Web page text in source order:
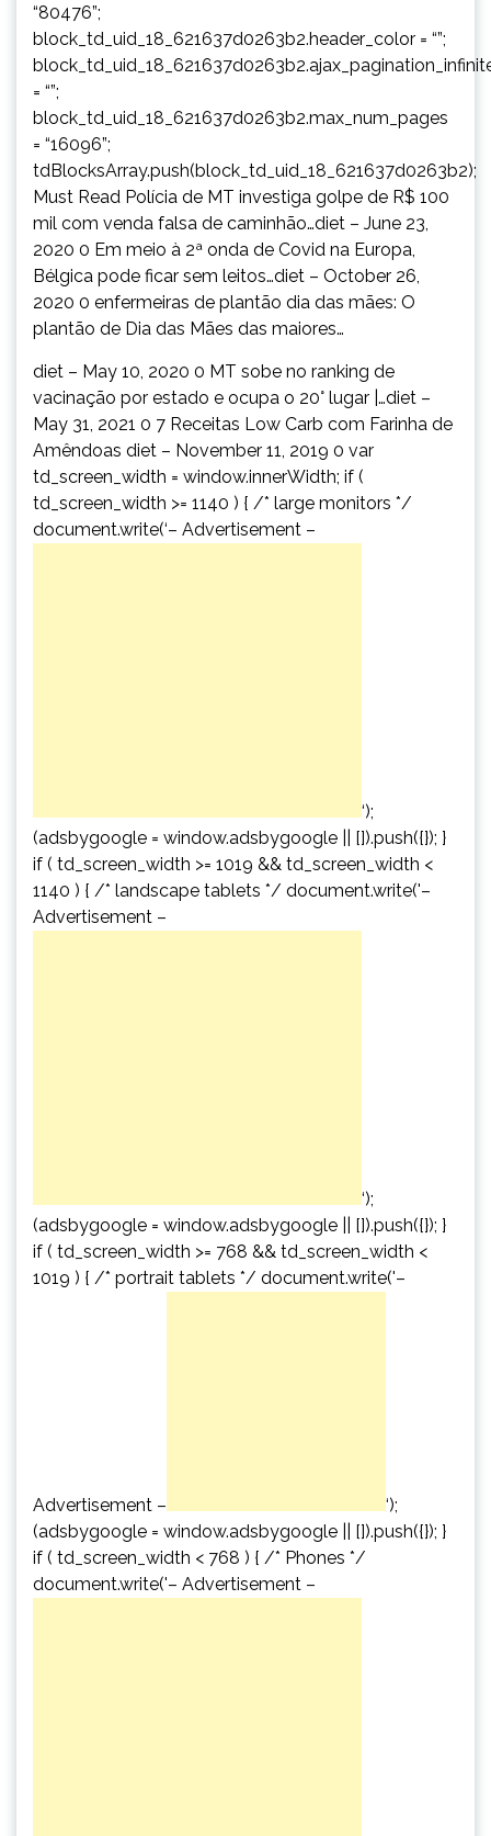
“80476”;
block_td_uid_18_621637d0263b2.header_color = “”;
= “”;
block_td_uid_18_621637d0263b2.max_num_pages
= “16096”;
tdBlocksArray.push(block_td_uid_18_621637d0263b2);
Must Read Polícia de MT investiga golpe de R$ 100
mil com venda falsa de caminhão…diet – June 23,
2020 0 Em meio à 2ª onda de Covid na Europa,
Bélgica pode ficar sem leitos…diet – October 26,
2020 0 enfermeiras de plantão dia das mães: O
plantão de Dia das Mães das maiores…
diet – May 10, 2020 0 MT sobe no ranking de
vacinação por estado e ocupa o 20° lugar |…diet –
May 31, 2021 0 7 Receitas Low Carb com Farinha de
Amêndoas diet – November 11, 2019 0 var
td_screen_width = window.innerWidth; if (
td_screen_width >= 1140 ) { /* large monitors */
document.write(‘– Advertisement –
‘);
(adsbygoogle = window.adsbygoogle || []).push({}); }
if ( td_screen_width >= 1019 && td_screen_width <
1140 ) { /* landscape tablets */ document.write('–
Advertisement –
‘);
(adsbygoogle = window.adsbygoogle || []).push({}); }
if ( td_screen_width >= 768 && td_screen_width <
1019 ) { /* portrait tablets */ document.write('–
Advertisement –
‘);
(adsbygoogle = window.adsbygoogle || []).push({}); }
if ( td_screen_width < 768 ) { /* Phones */
document.write('– Advertisement –